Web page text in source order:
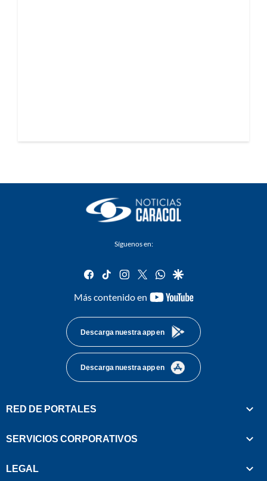
Síguenos en:
facebook
tiktok instagram
twitterwhatsapp
google
Más contenido en
youtube-
Descarga nuestra app en
Descarga nuestra app en
RED DE PORTALES
SERVICIOS CORPORATIVOS
LEGAL